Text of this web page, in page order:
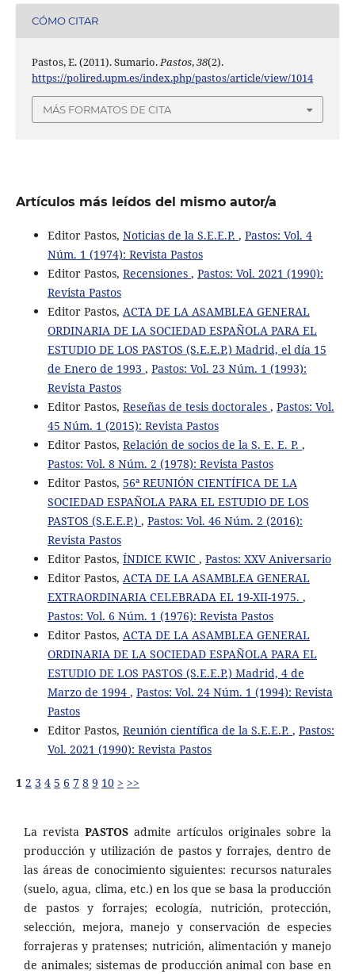
CÓMO CITAR
Pastos, E. (2011). Sumario.Pastos,38(2).
https://polired.upm.es/index.php/pastos/article/view/1014
MÁS FORMATOS DE CITA
Artículos más leídos del mismo autor/a
Editor Pastos, Noticias de la S.E.E.P. , Pastos: Vol. 4
Núm. 1 (1974): Revista Pastos
Editor Pastos, Recensiones , Pastos: Vol. 2021 (1990):
Revista Pastos
Editor Pastos, ACTA DE LA ASAMBLEA GENERAL
ORDINARIA DE LA SOCIEDAD ESPAÑOLA PARA EL
ESTUDIO DE LOS PASTOS (S.E.E.P.) Madrid, el día 15
de Enero de 1993 , Pastos: Vol. 23 Núm. 1 (1993):
Revista Pastos
Editor Pastos, Reseñas de tesis doctorales , Pastos: Vol.
45 Núm. 1 (2015): Revista Pastos
Editor Pastos, Relación de socios de la S. E. E. P. ,
Pastos: Vol. 8 Núm. 2 (1978): Revista Pastos
Editor Pastos, 56ª REUNIÓN CIENTÍFICA DE LA
SOCIEDAD ESPAÑOLA PARA EL ESTUDIO DE LOS
PASTOS (S.E.E.P.) , Pastos: Vol. 46 Núm. 2 (2016):
Revista Pastos
Editor Pastos, ÍNDICE KWIC , Pastos: XXV Aniversario
Editor Pastos, ACTA DE LA ASAMBLEA GENERAL
EXTRAORDINARIA CELEBRADA EL 19-XII-1975. ,
Pastos: Vol. 6 Núm. 1 (1976): Revista Pastos
Editor Pastos, ACTA DE LA ASAMBLEA GENERAL
ORDINARIA DE LA SOCIEDAD ESPAÑOLA PARA EL
ESTUDIO DE LOS PASTOS (S.E.E.P.) Madrid, 4 de
Marzo de 1994 , Pastos: Vol. 24 Núm. 1 (1994): Revista
Pastos
Editor Pastos, Reunión científica de la S.E.E.P. , Pastos:
Vol. 2021 (1990): Revista Pastos
1 2 3 4 5 6 7 8 9 10 > >>
La revista PASTOS admite artículos originales sobre la
producción y utilización de pastos y forrajes, dentro de
las áreas de conocimiento siguientes: recursos naturales
(suelo, agua, clima, etc.) en los que se basa la producción
de pastos y forrajes; ecología, nutrición, protección,
selección, mejora, manejo y conservación de especies
forrajeras y pratenses; nutrición, alimentación y manejo
de animales; sistemas de producción animal con base en